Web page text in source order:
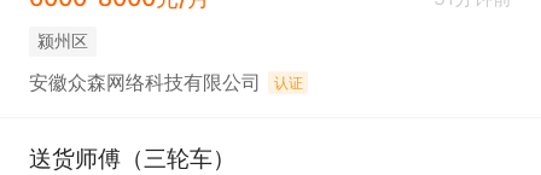
颍州区
安徽众森网络科技有限公司 认证
送货师傅（三轮车）